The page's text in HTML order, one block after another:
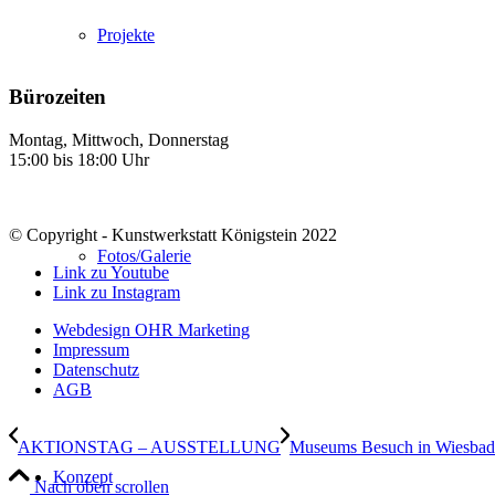
Projekte
Fotos/Galerie
Konzept
Bürozeiten
Montag, Mittwoch, Donnerstag
15:00 bis 18:00 Uhr
© Copyright - Kunstwerkstatt Königstein 2022
Link zu Youtube
Link zu Instagram
Webdesign OHR Marketing
Impressum
Datenschutz
AGB
AKTIONSTAG – AUSSTELLUNG Museums Besuch in
Nach oben scrollen